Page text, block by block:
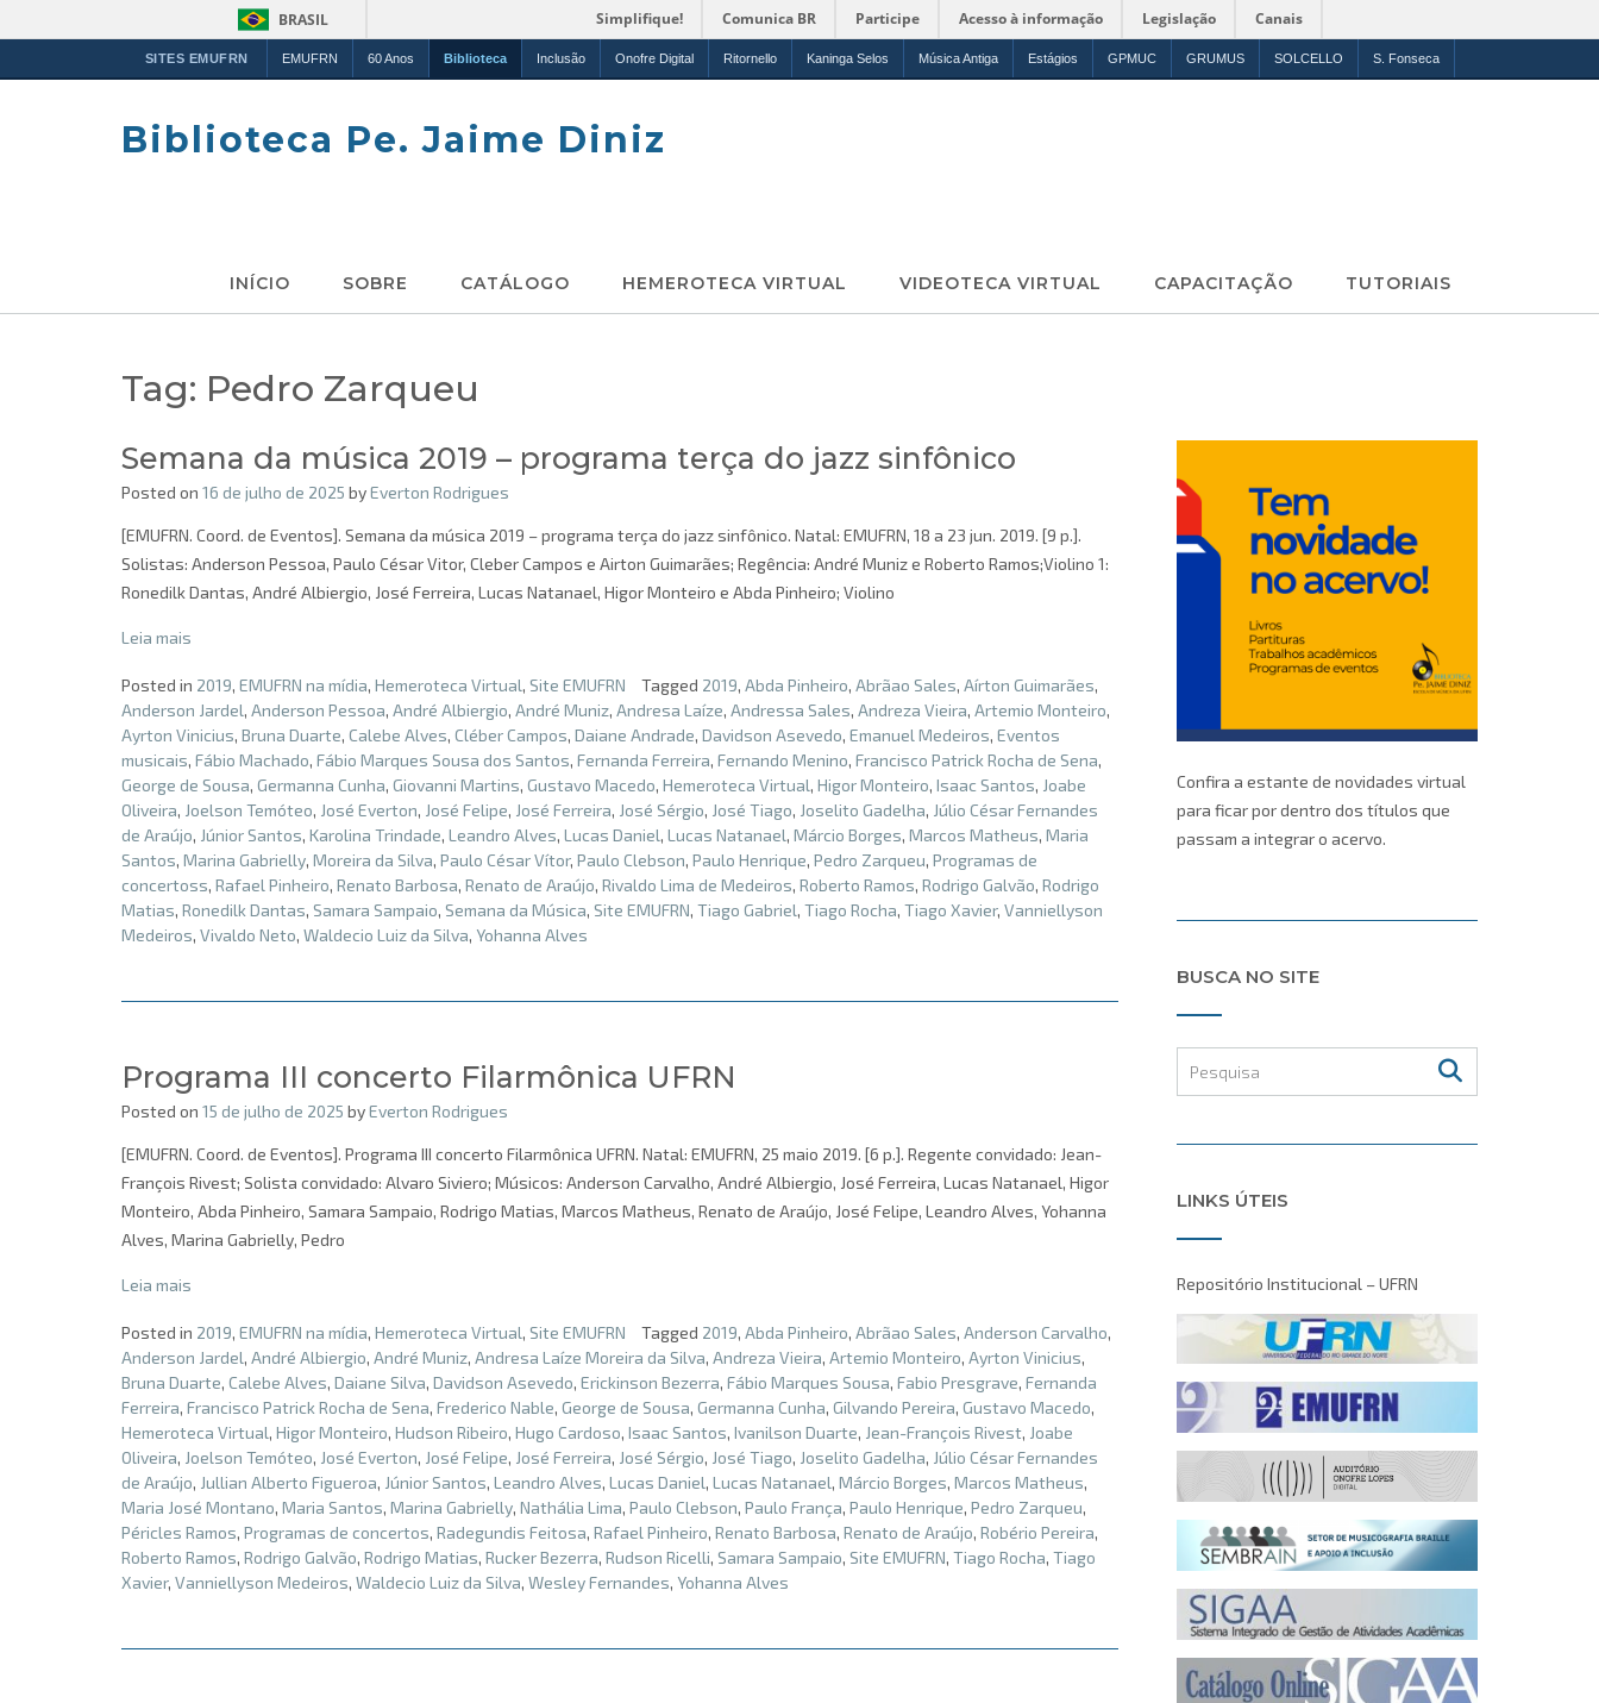
BRASIL Simplifique! Comunica BR Participe Acesso à informação Legislação Canais
SITES EMUFRN EMUFRN 60 Anos Biblioteca Inclusão Onofre Digital Ritornello Kaninga Selos Música Antiga Estágios GPMUC GRUMUS SOLCELLO S. Fonseca
Biblioteca Pe. Jaime Diniz
INÍCIO SOBRE CATÁLOGO HEMEROTECA VIRTUAL VIDEOTECA VIRTUAL CAPACITAÇÃO TUTORIAIS
Tag: Pedro Zarqueu
Semana da música 2019 – programa terça do jazz sinfônico
Posted on 16 de julho de 2025 byEverton Rodrigues
[EMUFRN. Coord. de Eventos]. Semana da música 2019 – programa terça do jazz sinfônico. Natal: EMUFRN, 18 a 23 jun. 2019. [9 p.].
Solistas: Anderson Pessoa, Paulo César Vitor, Cleber Campos e Airton Guimarães; Regência: André Muniz e Roberto Ramos;Violino 1:
Ronedilk Dantas, André Albiergio, José Ferreira, Lucas Natanael, Higor Monteiro e Abda Pinheiro; Violino
Leia mais
Posted in 2019, EMUFRN na mídia, Hemeroteca Virtual, Site EMUFRN Tagged 2019, Abda Pinheiro, Abrãao Sales, Aírton Guimarães,
Anderson Jardel, Anderson Pessoa, André Albiergio, André Muniz, Andresa Laíze, Andressa Sales, Andreza Vieira, Artemio Monteiro,
Ayrton Vinicius, Bruna Duarte, Calebe Alves, Cléber Campos, Daiane Andrade, Davidson Asevedo, Emanuel Medeiros, Eventos
musicais, Fábio Machado, Fábio Marques Sousa dos Santos, Fernanda Ferreira, Fernando Menino, Francisco Patrick Rocha de Sena,
George de Sousa, Germanna Cunha, Giovanni Martins, Gustavo Macedo, Hemeroteca Virtual, Higor Monteiro, Isaac Santos, Joabe
Oliveira, Joelson Temóteo, José Everton, José Felipe, José Ferreira, José Sérgio, José Tiago, Joselito Gadelha, Júlio César Fernandes
de Araújo, Júnior Santos, Karolina Trindade, Leandro Alves, Lucas Daniel, Lucas Natanael, Márcio Borges, Marcos Matheus, Maria
Santos, Marina Gabrielly, Moreira da Silva, Paulo César Vítor, Paulo Clebson, Paulo Henrique, Pedro Zarqueu, Programas de
concertoss, Rafael Pinheiro, Renato Barbosa, Renato de Araújo, Rivaldo Lima de Medeiros, Roberto Ramos, Rodrigo Galvão, Rodrigo
Matias, Ronedilk Dantas, Samara Sampaio, Semana da Música, Site EMUFRN, Tiago Gabriel, Tiago Rocha, Tiago Xavier, Vanniellyson
Medeiros, Vivaldo Neto, Waldecio Luiz da Silva, Yohanna Alves
Programa III concerto Filarmônica UFRN
Posted on 15 de julho de 2025 byEverton Rodrigues
[EMUFRN. Coord. de Eventos]. Programa III concerto Filarmônica UFRN. Natal: EMUFRN, 25 maio 2019. [6 p.]. Regente convidado: Jean-
François Rivest; Solista convidado: Alvaro Siviero; Músicos: Anderson Carvalho, André Albiergio, José Ferreira, Lucas Natanael, Higor
Monteiro, Abda Pinheiro, Samara Sampaio, Rodrigo Matias, Marcos Matheus, Renato de Araújo, José Felipe, Leandro Alves, Yohanna
Alves, Marina Gabrielly, Pedro
Leia mais
Posted in 2019, EMUFRN na mídia, Hemeroteca Virtual, Site EMUFRN Tagged 2019, Abda Pinheiro, Abrãao Sales, Anderson Carvalho,
Anderson Jardel, André Albiergio, André Muniz, Andresa Laíze Moreira da Silva, Andreza Vieira, Artemio Monteiro, Ayrton Vinicius,
Bruna Duarte, Calebe Alves, Daiane Silva, Davidson Asevedo, Erickinson Bezerra, Fábio Marques Sousa, Fabio Presgrave, Fernanda
Ferreira, Francisco Patrick Rocha de Sena, Frederico Nable, George de Sousa, Germanna Cunha, Gilvando Pereira, Gustavo Macedo,
Hemeroteca Virtual, Higor Monteiro, Hudson Ribeiro, Hugo Cardoso, Isaac Santos, Ivanilson Duarte, Jean-François Rivest, Joabe
Oliveira, Joelson Temóteo, José Everton, José Felipe, José Ferreira, José Sérgio, José Tiago, Joselito Gadelha, Júlio César Fernandes
de Araújo, Jullian Alberto Figueroa, Júnior Santos, Leandro Alves, Lucas Daniel, Lucas Natanael, Márcio Borges, Marcos Matheus,
Maria José Montano, Maria Santos, Marina Gabrielly, Nathália Lima, Paulo Clebson, Paulo França, Paulo Henrique, Pedro Zarqueu,
Péricles Ramos, Programas de concertos, Radegundis Feitosa, Rafael Pinheiro, Renato Barbosa, Renato de Araújo, Robério Pereira,
Roberto Ramos, Rodrigo Galvão, Rodrigo Matias, Rucker Bezerra, Rudson Ricelli, Samara Sampaio, Site EMUFRN, Tiago Rocha, Tiago
Xavier, Vanniellyson Medeiros, Waldecio Luiz da Silva, Wesley Fernandes, Yohanna Alves
Confira a estante de novidades virtual
para ficar por dentro dos títulos que
passam a integrar o acervo.
BUSCA NO SITE
LINKS ÚTEIS
Repositório Institucional – UFRN